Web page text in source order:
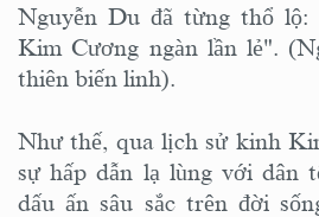
Nguyễn Du đã từng thổ
Kim Cương ngàn lần lẻ".
thiên biến linh).
Như thế, qua lịch sử kinh
sự hấp dẫn lạ lùng với dân
dấu ấn sâu sắc trên đời